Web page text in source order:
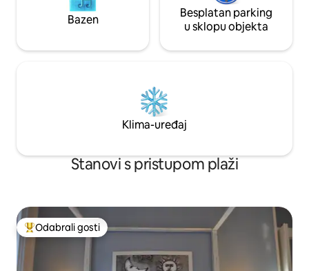
Bazen
Besplatan parking
u sklopu objekta
Klima-uređaj
Stanovi s pristupom plaži
Među najviše rangiranima s oznakom „Odabrali gosti”
Odabrali gosti